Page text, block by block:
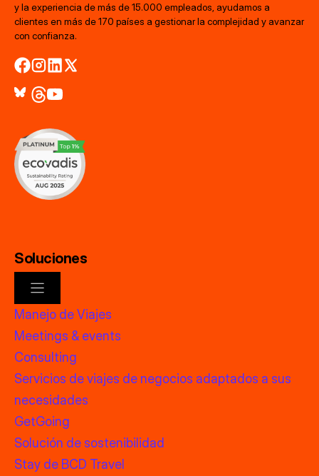
y la experiencia de más de 15.000 empleados, ayudamos a
clientes en más de 170 países a gestionar la complejidad y avanzar
con confianza.
Soluciones
Manejo de Viajes
Meetings & events
Consulting
Servicios de viajes de negocios adaptados a sus
necesidades
GetGoing
Solución de sostenibilidad
Stay de BCD Travel